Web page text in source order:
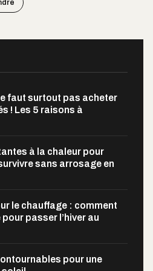
faut surtout pas acheter
! Les 5 raisons à
à la chaleur pour
sans arrosage en
le chauffage : comment
passer l’hiver au
pour une